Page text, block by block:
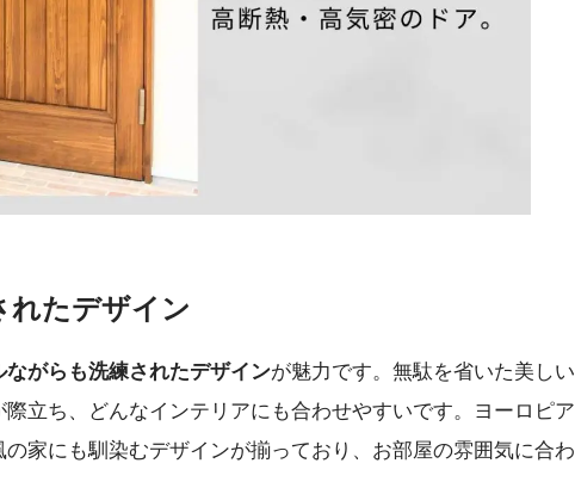
れたデザイン
ながらも洗練されたデザインが魅力です。無駄を省いた美しい
立ち、どんなインテリアにも合わせやすいです。ヨーロピア
家にも馴染むデザインが揃っており、お部屋の雰囲気に合わ